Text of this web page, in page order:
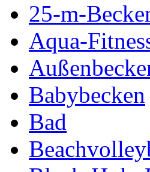
25-m-
Aqua-
Babybecken
Bad